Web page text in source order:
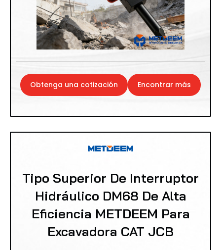
Obtenga una cotización Encontrar más
Tipo Superior De Interruptor
Hidráulico DM68 De Alta
Eficiencia METDEEM Para
Excavadora CAT JCB